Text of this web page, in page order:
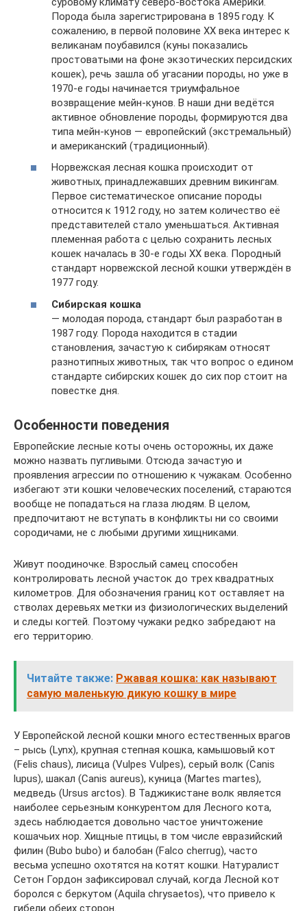
Порода была зарегистрирована в 1895 году. К
сожалению, в первой половине ХХ века интерес к
великанам поубавился (куны показались
простоватыми на фоне экзотических персидских
кошек), речь зашла об угасании породы, но уже в
1970-е годы начинается триумфальное
возвращение мейн-кунов. В наши дни ведётся
активное обновление породы, формируются два
типа мейн-кунов — европейский (экстремальный)
и американский (традиционный).
Норвежская лесная кошка происходит от
животных, принадлежавших древним викингам.
Первое систематическое описание породы
относится к 1912 году, но затем количество её
представителей стало уменьшаться. Активная
племенная работа с целью сохранить лесных
кошек началась в 30-е годы ХХ века. Породный
стандарт норвежской лесной кошки утверждён в
1977 году.
Сибирская кошка
— молодая порода, стандарт был разработан в
1987 году. Порода находится в стадии
становления, зачастую к сибирякам относят
разнотипных животных, так что вопрос о едином
стандарте сибирских кошек до сих пор стоит на
повестке дня.
Особенности поведения
Европейские лесные коты очень осторожны, их даже
можно назвать пугливыми. Отсюда зачастую и
проявления агрессии по отношению к чужакам. Особенно
избегают эти кошки человеческих поселений, стараются
вообще не попадаться на глаза людям. В целом,
предпочитают не вступать в конфликты ни со своими
сородичами, не с любыми другими хищниками.
Живут поодиночке. Взрослый самец способен
контролировать лесной участок до трех квадратных
километров. Для обозначения границ кот оставляет на
стволах деревьях метки из физиологических выделений
и следы когтей. Поэтому чужаки редко забредают на
его территорию.
Читайте также: Ржавая кошка: как называют
самую маленькую дикую кошку в мире
У Европейской лесной кошки много естественных врагов
– рысь (Lynx), крупная степная кошка, камышовый кот
(Felis chaus), лисица (Vulpes Vulpes), серый волк (Canis
lupus), шакал (Canis aureus), куница (Martes martes),
медведь (Ursus arctos). В Таджикистане волк является
наиболее серьезным конкурентом для Лесного кота,
здесь наблюдается довольно частое уничтожение
кошачьих нор. Хищные птицы, в том числе евразийский
филин (Bubo bubo) и балобан (Falco cherrug), часто
весьма успешно охотятся на котят кошки. Натуралист
Сетон Гордон зафиксировал случай, когда Лесной кот
боролся с беркутом (Aquila chrysaetos), что привело к
гибели обеих сторон.